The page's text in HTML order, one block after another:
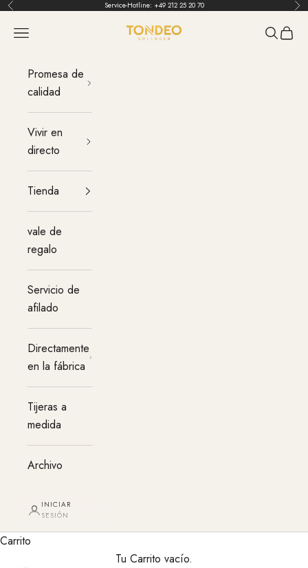
Ir al contenido
Atrás Service-Hotline: +49 212 25 20 70
TONDEO
Menú Buscar
Promesa de
calidad
Vivir en
directo
Tienda
vale de
regalo
Servicio de
afilado
Directamente
en la fábrica
Tijeras a
medida
Archivo
INICIAR
SESIÓN
Carrito
Tu Carrito vacío.